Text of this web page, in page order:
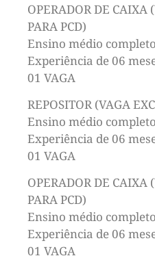
OPERADOR DE CAIXA
PARA PCD)
Ensino médio
Experiência de 06
01 VAGA
REPOSITOR (VAGA
Ensino médio
Experiência de 06
01 VAGA
OPERADOR DE CAIXA
PARA PCD)
Ensino médio
Experiência de 06
01 VAGA